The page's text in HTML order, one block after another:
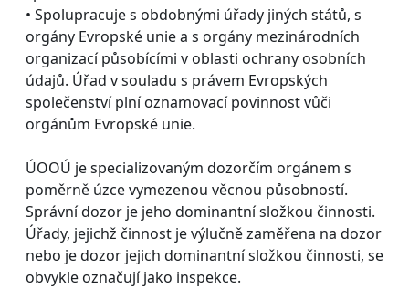
• Spolupracuje s obdobnými úřady jiných států, s
orgány Evropské unie a s orgány mezinárodních
organizací působícími v oblasti ochrany osobních
údajů. Úřad v souladu s právem Evropských
společenství plní oznamovací povinnost vůči
orgánům Evropské unie.
ÚOOÚ je specializovaným dozorčím orgánem s
poměrně úzce vymezenou věcnou působností.
Správní dozor je jeho dominantní složkou činnosti.
Úřady, jejichž činnost je výlučně zaměřena na dozor
nebo je dozor jejich dominantní složkou činnosti, se
obvykle označují jako inspekce.